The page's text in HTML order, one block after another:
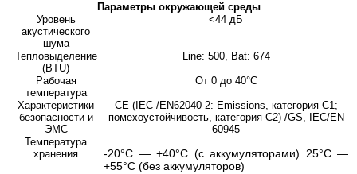
Параметры окружающей среды
Уровень
акустического
шума
<44 дБ
Тепловыделение
(BTU)
Line: 500, Bat: 674
Рабочая
температура
От 0 до 40°C
Характеристики
безопасности и
ЭМС
CE (IEC /EN62040-2: Emissions, категория C1;
помехоустойчивость, категория C2) /GS, IEC/EN
60945
Температура
хранения
-20°C — +40°C (с аккумуляторами) 25°C —
+55°C (без аккумуляторов)